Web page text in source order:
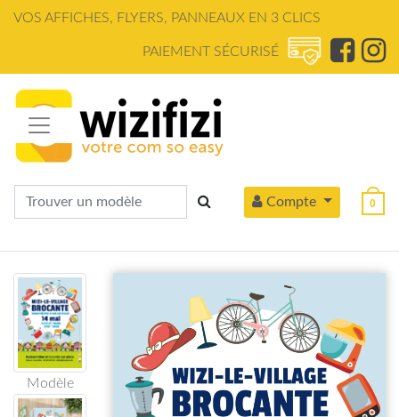
VOS AFFICHES, FLYERS, PANNEAUX EN 3 CLICS
PAIEMENT SÉCURISÉ
Compte 0
Modèle
Panneau de gestion des cookies